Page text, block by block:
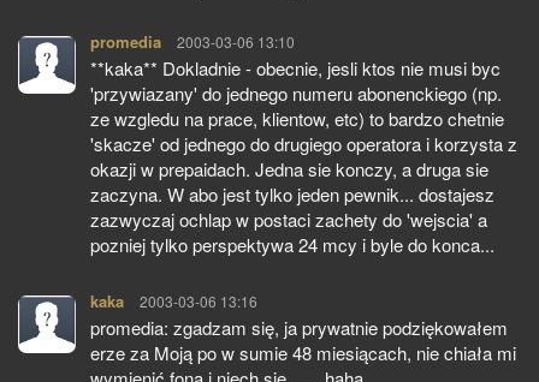
promedia pisze:
2003-03-06 13:10
**kaka** Dokladnie - obecnie, jesli ktos nie musi byc
'przywiazany' do jednego numeru abonenckiego (np.
ze wzgledu na prace, klientow, etc) to bardzo chetnie
'skacze' od jednego do drugiego operatora i korzysta z
okazji w prepaidach. Jedna sie konczy, a druga sie
zaczyna. W abo jest tylko jeden pewnik... dostajesz
zazwyczaj ochlap w postaci zachety do 'wejscia' a
pozniej tylko perspektywa 24 mcy i byle do konca...
kaka pisze:
2003-03-06 13:16
promedia: zgadzam się, ja prywatnie podziękowałem
erze za Moją po w sumie 48 miesiącach, nie chiała mi